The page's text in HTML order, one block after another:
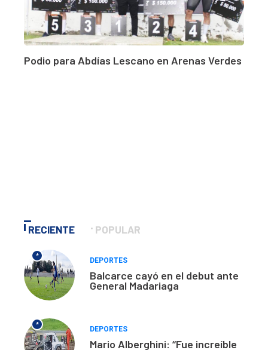
Podio para Abdías Lescano en Arenas Verdes
RECIENTE POPULAR
*
DEPORTES
Balcarce cayó en el debut ante
General Madariaga
*
DEPORTES
Mario Alberghini: “Fue increíble